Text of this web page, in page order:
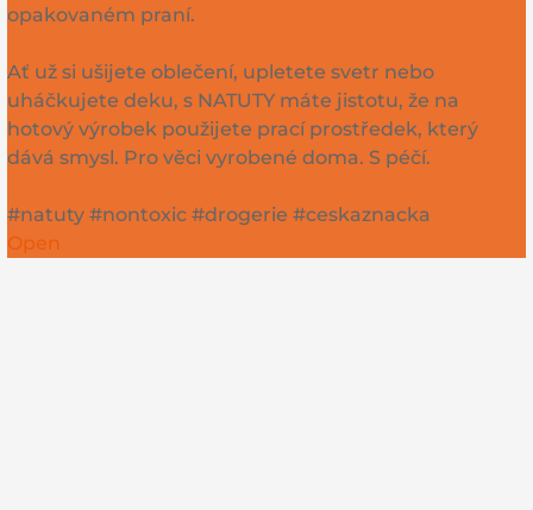
opakovaném praní.
Ať už si ušijete oblečení, upletete svetr nebo
uháčkujete deku, s NATUTY máte jistotu, že na
hotový výrobek použijete prací prostředek, který
dává smysl. Pro věci vyrobené doma. S péčí.
#natuty #nontoxic #drogerie #ceskaznacka
Open